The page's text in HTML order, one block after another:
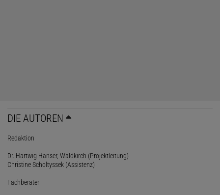
DIE AUTOREN
Redaktion
Dr. Hartwig Hanser, Waldkirch (Projektleitung)
Christine Scholtyssek (Assistenz)
Fachberater